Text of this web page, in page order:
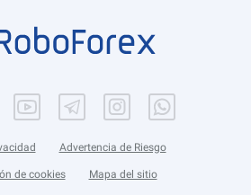
Advertencia de Riesgo
de cookies Mapa del sitio